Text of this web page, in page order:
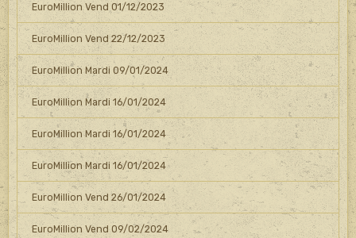
EuroMillion Vend 01/12/2023
EuroMillion Vend 22/12/2023
EuroMillion Mardi 09/01/2024
EuroMillion Mardi 16/01/2024
EuroMillion Mardi 16/01/2024
EuroMillion Mardi 16/01/2024
EuroMillion Vend 26/01/2024
EuroMillion Vend 09/02/2024